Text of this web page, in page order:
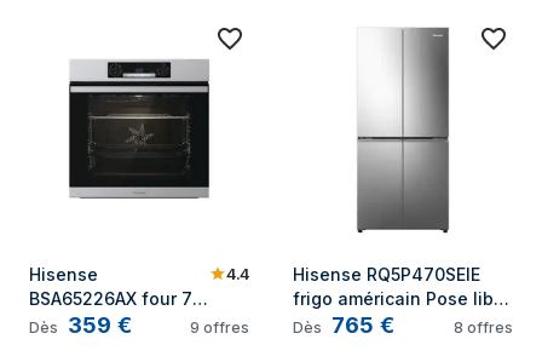
Hisense
BSA65226AX four 77
L 3500 W A Acier
4.4
Dès 359 € 9 offres
Hisense RQ5P470SEIE
frigo américain Pose libre
499 L E Acier inoxydable
Dès 765 € 8 offres